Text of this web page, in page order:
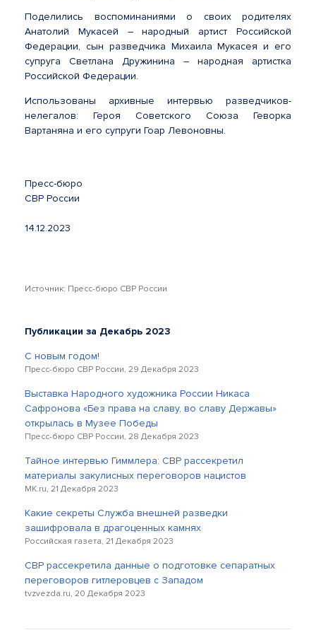
Поделились воспоминаниями о своих родителях
Анатолий Мукасей – народный артист Российской
Федерации, сын разведчика Михаила Мукасея и его
супруга Светлана Дружинина – народная артистка
Российской Федерации.
Использованы архивные интервью разведчиков-
нелегалов: Героя Советского Союза Геворка
Вартаняна и его супруги Гоар Левоновны.
Пресс-бюро
СВР России
14.12.2023
Источник: Пресс-бюро СВР России
Публикации за Декабрь 2023
С новым годом!
Пресс-бюро СВР России, 29 Декабря 2023
Выставка Народного художника России Никаса
Сафронова «Без права на славу, во славу Державы»
открылась в Музее Победы
Пресс-бюро СВР России, 28 Декабря 2023
Тайное интервью Гиммлера: СВР рассекретил
материалы закулисных переговоров нацистов
MK.ru, 21 Декабря 2023
Какие секреты Служба внешней разведки
зашифровала в драгоценных камнях
Российская газета, 21 Декабря 2023
СВР рассекретила данные о подготовке сепаратных
переговоров гитлеровцев с Западом
tvzvezda.ru, 20 Декабря 2023